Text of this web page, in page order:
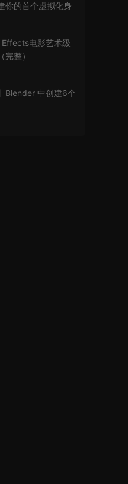
你的首个虚拟化身
Effects电影艺术级
整）
Blender 中创建6个